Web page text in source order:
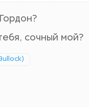
сочный мой?